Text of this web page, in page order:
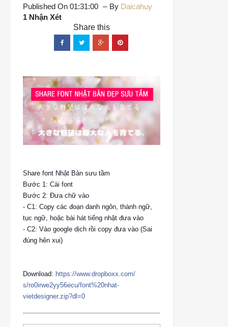
Published On 01:31:00 By Daicahuy
1 Nhận Xét
Share font Nhật Bản sưu tầm
Bước 1: Cài font
Bước 2: Đưa chữ vào
- C1: Copy các đoạn danh ngôn, thành ngữ,
tục ngữ, hoặc bài hát tiếng nhật đưa vào
- C2: Vào google dịch rồi copy đưa vào (Sai
đúng hên xui)
Download: https://www.dropboxx.com/
s/ro0irwe2yy56ecu/font%20nhat-
vietdesigner.zip?dl=0